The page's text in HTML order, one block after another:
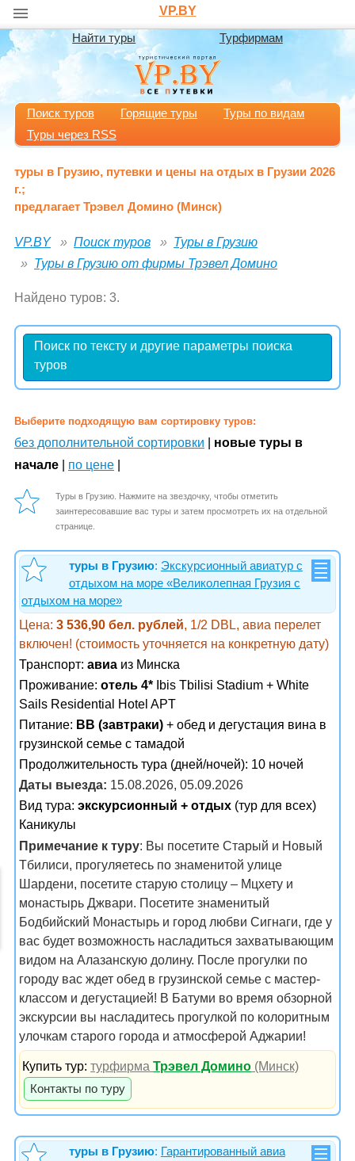
VP.BY
Найти туры Турфирмам
Поиск туров Горящие туры
Туры по видам
Туры через RSS
туры в Грузию, путевки и цены на отдых в Грузии 2026
г.;
предлагает Трэвел Домино (Минск)
VP.BY Поиск туров
Туры в Грузию
Туры в Грузию от фирмы Трэвел Домино
Найдено туров: 3.
Поиск по тексту и другие параметры поиска
туров
Выберите подходящую вам сортировку туров:
без дополнительной сортировки
новые туры в
начале
по цене
Туры в Грузию. Нажмите на звездочку, чтобы отметить
заинтересовавшие вас туры и затем просмотреть их на отдельной
странице.
туры в Грузию: Экскурсионный авиатур с
отдыхом на море «Великолепная Грузия с
отдыхом на море»
Цена: 3 536,90 бел. рублей, 1/2 DBL, авиа перелет
включен! (стоимость уточняется на конкретную дату)
Транспорт: авиа из Минска
Проживание: отель 4* Ibis Tbilisi Stadium + White
Sails Residential Hotel APT
Питание: BB (завтраки) + обед и дегустация вина в
грузинской семье с тамадой
Продолжительность тура (дней/ночей): 10 ночей
Даты выезда: 15.08.2026, 05.09.2026
Вид тура: экскурсионный + отдых (тур для всех)
Каникулы
Примечание к туру: Вы посетите Старый и Новый
Тбилиси, прогуляетесь по знаменитой улице
Шардени, посетите старую столицу – Мцхету и
монастырь Джвари. Посетите знаменитый
Бодбийский Монастырь и город любви Сигнаги, где у
вас будет возможность насладиться захватывающим
видом на Алазанскую долину. После прогулки по
городу вас ждет обед в грузинской семье с мастер-
классом и дегустацией! В Батуми во время обзорной
экскурсии вы насладитесь прогулкой по колоритным
улочкам старого города и атмосферой Аджарии!
Купить тур:турфирмаТрэвел Домино (Минск)
Контакты по туру
туры в Грузию: Гарантированный авиа